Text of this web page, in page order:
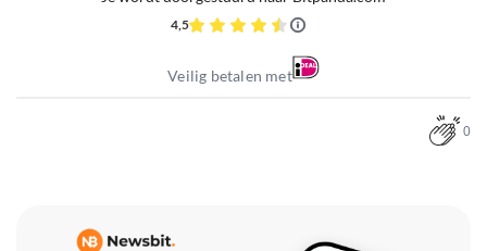
4,5
Veilig betalen met
0